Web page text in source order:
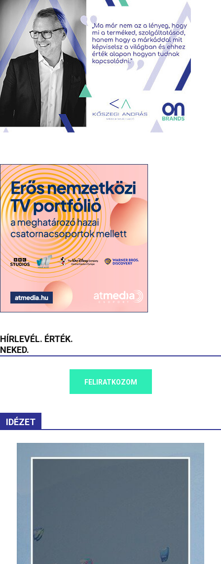
HÍRLEVÉL. ÉRTÉK.
NEKED.
FELIRATKOZOM
IDÉZET